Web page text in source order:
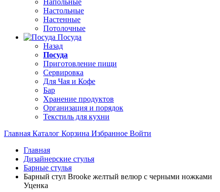
Напольные
Настольные
Настенные
Потолочные
Посуда
Назад
Посуда
Приготовление пищи
Сервировка
Для Чая и Кофе
Бар
Хранение продуктов
Организация и порядок
Текстиль для кухни
Главная Каталог Корзина Избранное Войти
Главная
Дизайнерские стулья
Барные стулья
Барный стул Brooke желтый велюр с черными ножками
Уценка